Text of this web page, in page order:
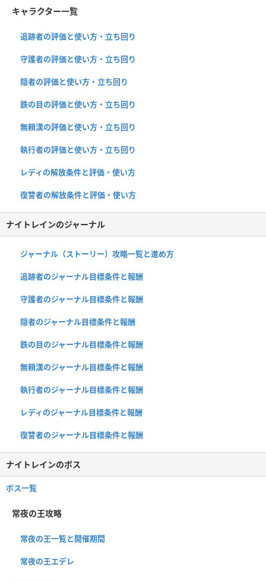
キャラクター一覧
追跡者の評価と使い方・立ち回り
守護者の評価と使い方・立ち回り
隠者の評価と使い方・立ち回り
鉄の目の評価と使い方・立ち回り
無頼漢の評価と使い方・立ち回り
執行者の評価と使い方・立ち回り
レディの解放条件と評価・使い方
復讐者の解放条件と評価・使い方
ナイトレインのジャーナル
ジャーナル（ストーリー）攻略一覧と進め方
追跡者のジャーナル目標条件と報酬
守護者のジャーナル目標条件と報酬
隠者のジャーナル目標条件と報酬
鉄の目のジャーナル目標条件と報酬
無頼漢のジャーナル目標条件と報酬
執行者のジャーナル目標条件と報酬
レディのジャーナル目標条件と報酬
復讐者のジャーナル目標条件と報酬
ナイトレインのボス
ボス一覧
常夜の王攻略
常夜の王一覧と開催期間
常夜の王エデレ